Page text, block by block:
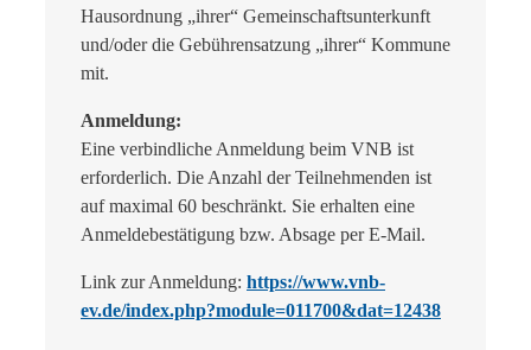
Hausordnung „ihrer“ Gemeinschaftsunterkunft
und/oder die Gebührensatzung „ihrer“ Kommune
mit.
Anmeldung:
Eine verbindliche Anmeldung beim VNB ist
erforderlich. Die Anzahl der Teilnehmenden ist
auf maximal 60 beschränkt. Sie erhalten eine
Anmeldebestätigung bzw. Absage per E-Mail.
Link zur Anmeldung: https://www.vnb-
ev.de/index.php?module=011700&dat=12438